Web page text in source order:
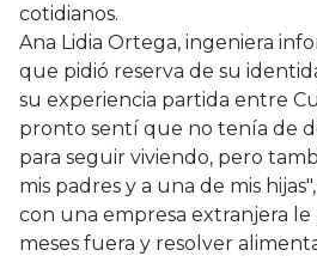
cotidianos.
Ana Lidia Ortega, ingeniera
que pidió reserva de su
su experiencia partida entre
pronto sentí que no tenía de
para seguir viviendo, pero
mis padres y a una de mis
con una empresa extranjera le
meses fuera y resolver